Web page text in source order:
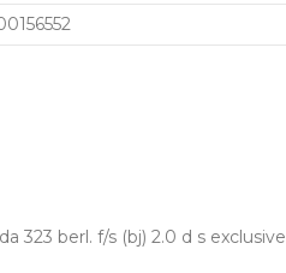
323 berl. f/s (bj) 2.0 d s exclusive